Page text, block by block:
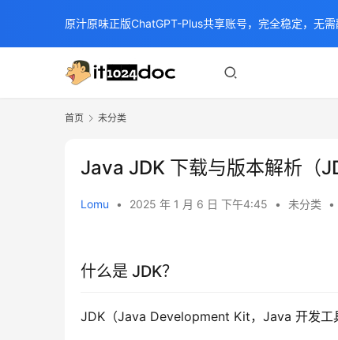
首页 未分类
Java JDK 下载与版本解析（
Lomu • 2025 年 1 月 6 日 下午4:45 • 未分类 •
什么是 JDK？
JDK（Java Development Kit，Java 开发工
原汁原味正版ChatGPT-Plus共享账号，完全稳定，无